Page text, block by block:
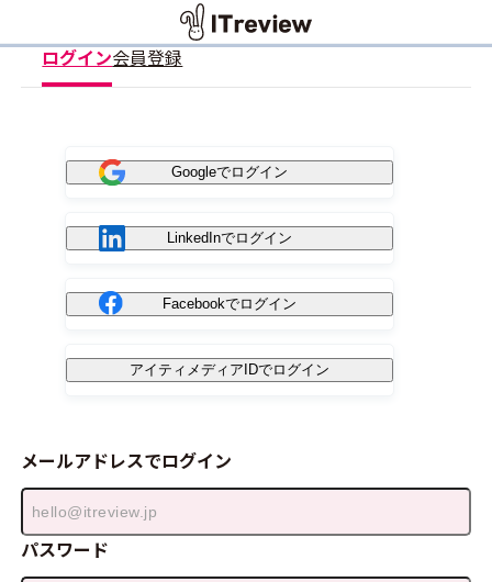
ログイン会員登録
Googleでログイン
LinkedInでログイン
Facebookでログイン
アイティメディアIDでログイン
メールアドレスでログイン
パスワード